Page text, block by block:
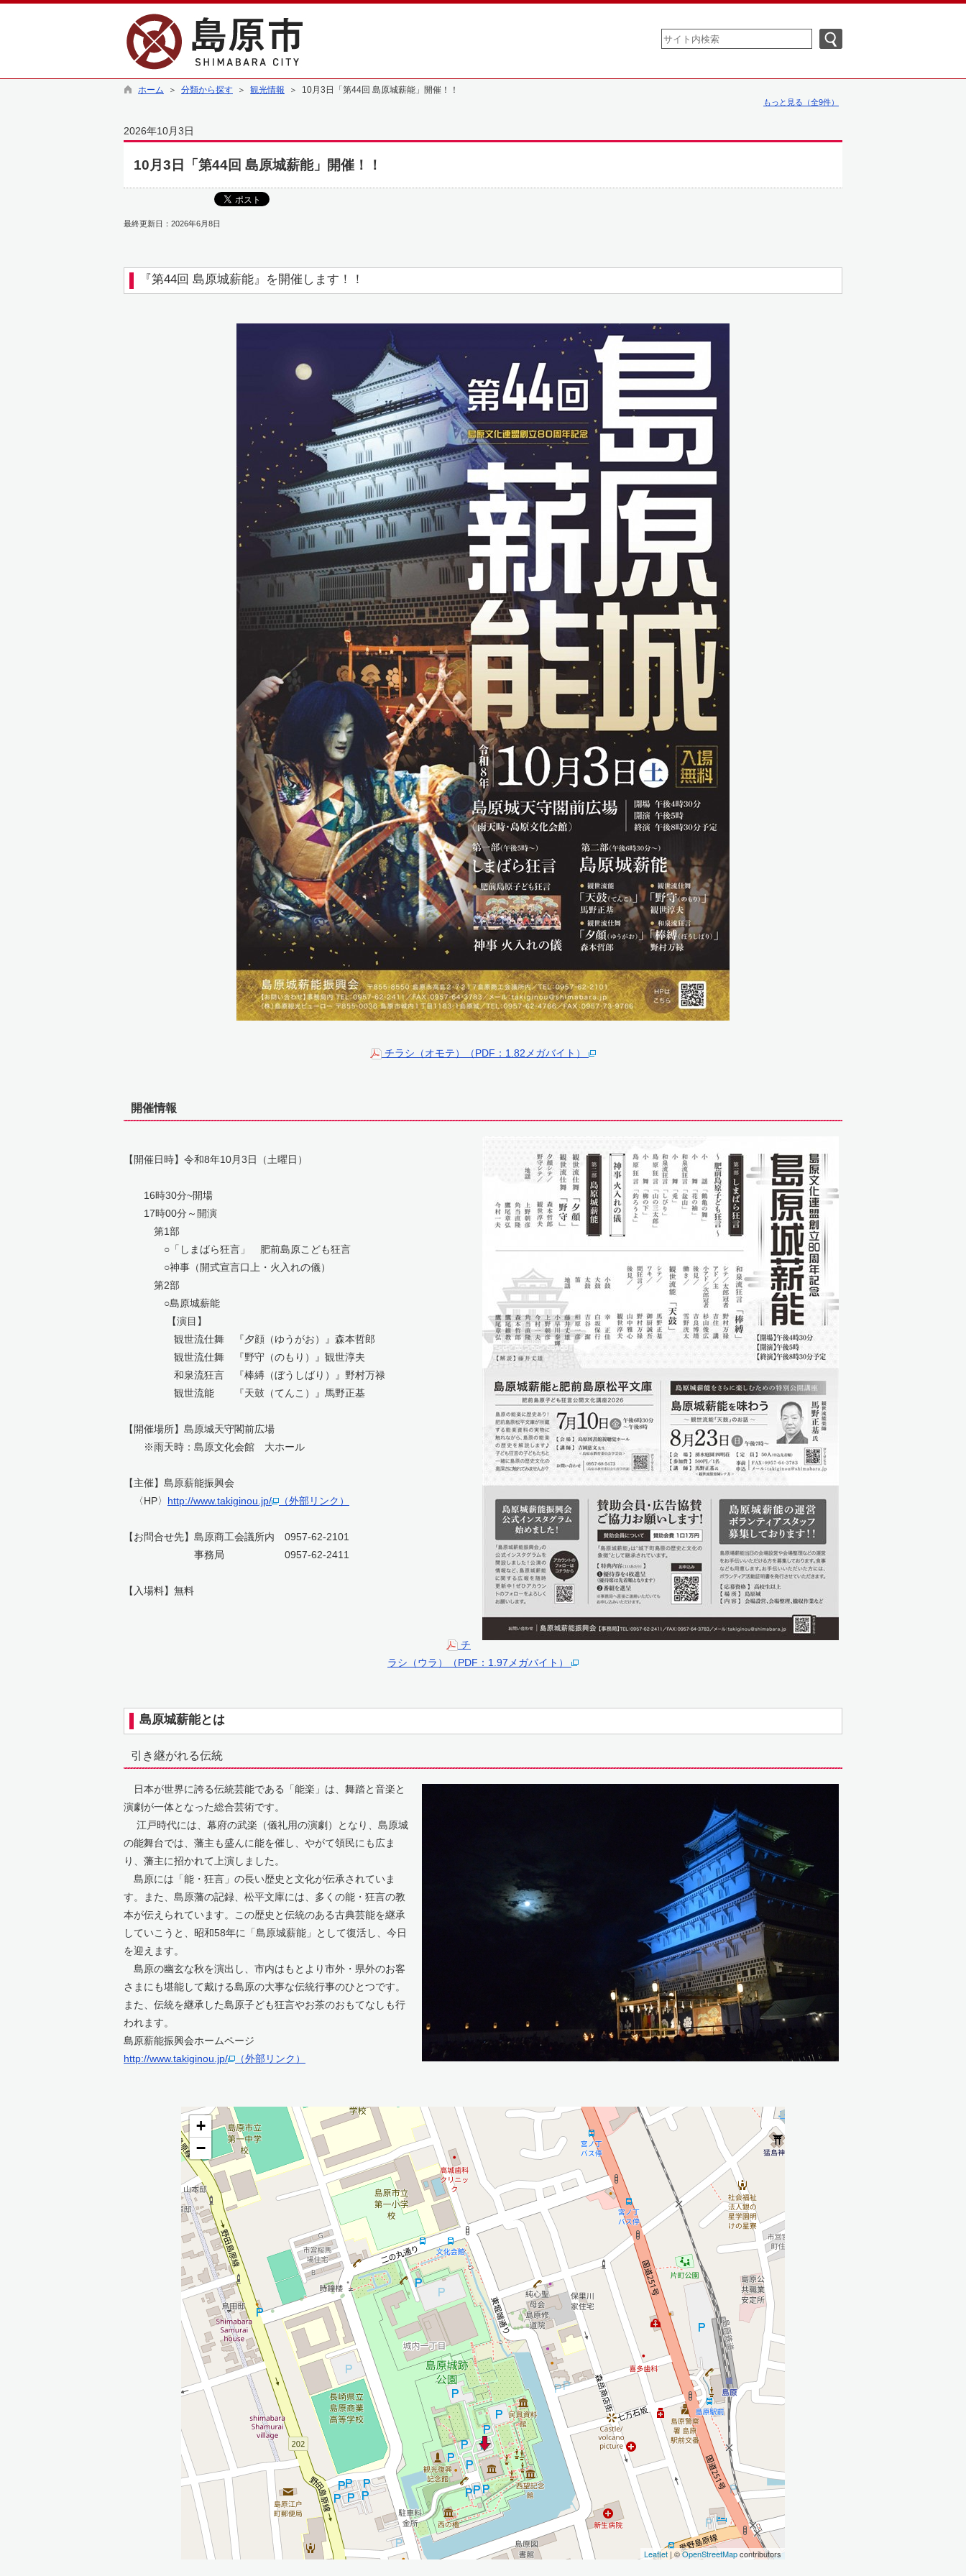
ホーム ＞ 分類から探す ＞ 観光情報 ＞ 10月3日「第44回 島原城薪能」開催！！
もっと見る（全9件）
2026年10月3日
10月3日「第44回 島原城薪能」開催！！
最終更新日：2026年6月8日
『第44回 島原城薪能』を開催します！！
チラシ（オモテ）（PDF：1.82メガバイト）
開催情報
【開催日時】令和8年10月3日（土曜日）
16時30分~開場
17時00分～開演
第1部
○「しまばら狂言」 肥前島原こども狂言
○神事（開式宣言口上・火入れの儀）
第2部
○島原城薪能
【演目】
観世流仕舞 『夕顔（ゆうがお）』森本哲郎
観世流仕舞 『野守（のもり）』観世淳夫
和泉流狂言 『棒縛（ぼうしばり）』野村万禄
観世流能 『天鼓（てんこ）』馬野正基
【開催場所】島原城天守閣前広場
※雨天時：島原文化会館 大ホール
【主催】島原薪能振興会
〈HP〉 http://www.takiginou.jp/ （外部リンク）
【お問合せ先】島原商工会議所内 0957-62-2101
事務局 0957-62-2411
【入場料】無料
チ
ラシ（ウラ）（PDF：1.97メガバイト）
島原城薪能とは
引き継がれる伝統
日本が世界に誇る伝統芸能である「能楽」は、舞踏と音楽と
演劇が一体となった総合芸術です。
江戸時代には、幕府の武楽（儀礼用の演劇）となり、島原城
の能舞台では、藩主も盛んに能を催し、やがて領民にも広ま
り、藩主に招かれて上演しました。
島原には「能・狂言」の長い歴史と文化が伝承されていま
す。また、島原藩の記録、松平文庫には、多くの能・狂言の教
本が伝えられています。この歴史と伝統のある古典芸能を継承
していこうと、昭和58年に「島原城薪能」として復活し、今日
を迎えます。
島原の幽玄な秋を演出し、市内はもとより市外・県外のお客
さまにも堪能して戴ける島原の大事な伝統行事のひとつです。
また、伝統を継承した島原子ども狂言やお茶のおもてなしも行
われます。
島原薪能振興会ホームページ
http://www.takiginou.jp/
（外部リンク）